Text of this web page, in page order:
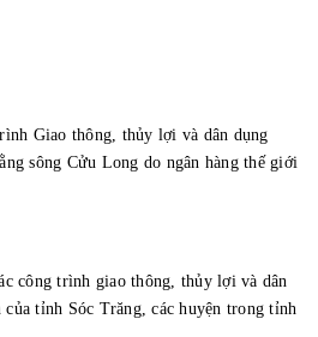
Giao thông, thủy lợi và dân dụng
sông Cửu Long do ngân hàng thế giới
công trình giao thông, thủy lợi và dân
của tỉnh Sóc Trăng, các huyện trong tỉnh